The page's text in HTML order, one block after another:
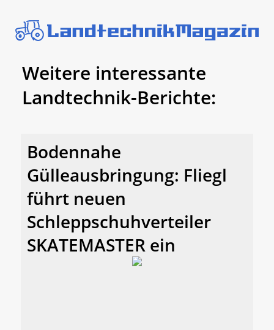
Weitere interessante
Landtechnik-Berichte:
Bodennahe
Gülleausbringung: Fliegl
führt neuen
Schleppschuhverteiler
SKATEMASTER ein